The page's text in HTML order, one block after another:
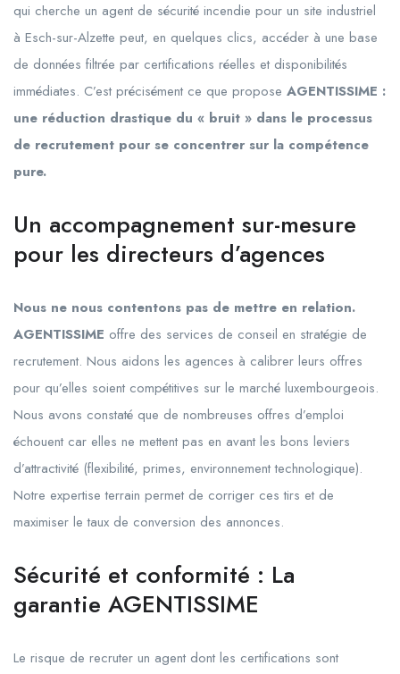
qui cherche un agent de sécurité incendie pour un site industriel
à Esch-sur-Alzette peut, en quelques clics, accéder à une base
de données filtrée par certifications réelles et disponibilités
immédiates. C’est précisément ce que propose AGENTISSIME :
une réduction drastique du « bruit » dans le processus
de recrutement pour se concentrer sur la compétence
pure.
Un accompagnement sur-mesure
pour les directeurs d’agences
Nous ne nous contentons pas de mettre en relation.
AGENTISSIME offre des services de conseil en stratégie de
recrutement. Nous aidons les agences à calibrer leurs offres
pour qu’elles soient compétitives sur le marché luxembourgeois.
Nous avons constaté que de nombreuses offres d’emploi
échouent car elles ne mettent pas en avant les bons leviers
d’attractivité (flexibilité, primes, environnement technologique).
Notre expertise terrain permet de corriger ces tirs et de
maximiser le taux de conversion des annonces.
Sécurité et conformité : La
garantie AGENTISSIME
Le risque de recruter un agent dont les certifications sont